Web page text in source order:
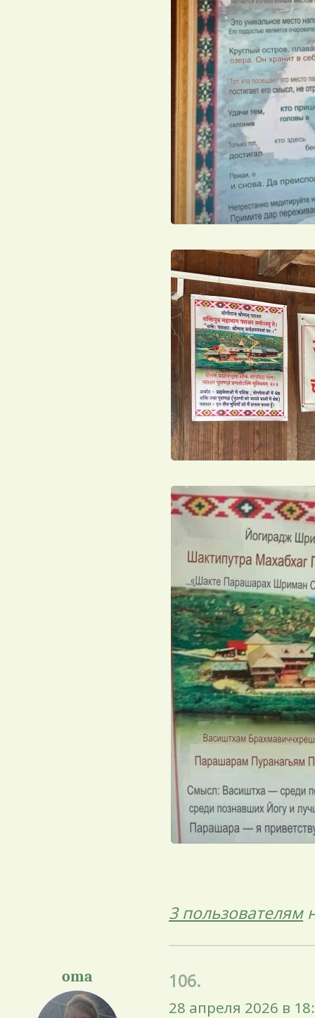
3 пользователям
oma 106.
28 апреля 2026 в